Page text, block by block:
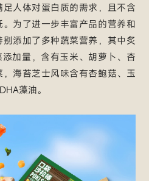
人体对蛋白质的需求，且不含
为了进一步丰富产品的营养和
添加了多种蔬菜营养，其中炙
加量，含有玉米、胡萝卜、杏
海苔芝士风味含有杏鲍菇、玉
藻油。